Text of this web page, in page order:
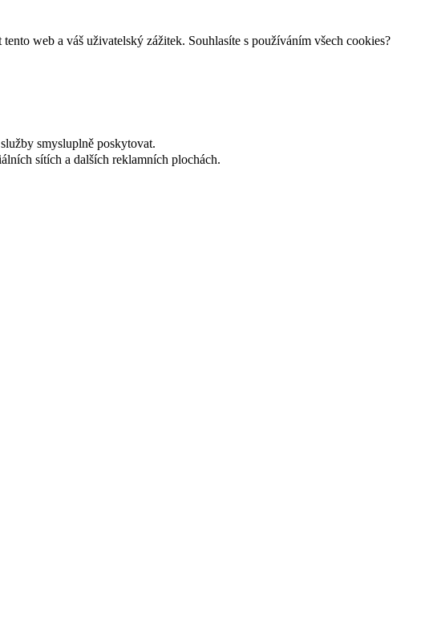
web a váš uživatelský zážitek. Souhlasíte s používáním všech cookies?
smysluplně poskytovat.
sítích a dalších reklamních plochách.